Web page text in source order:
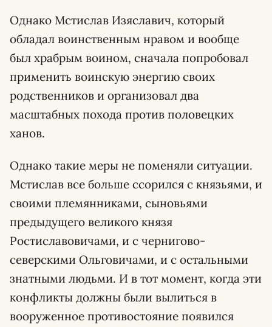
Однако Мстислав Изяславич, который
обладал воинственным нравом и вообще
был храбрым воином, сначала попробовал
применить воинскую энергию своих
родственников и организовал два
масштабных похода против половецких
ханов.
Однако такие меры не поменяли ситуации.
Мстислав все больше ссорился с князьями, и
своими племянниками, сыновьями
предыдущего великого князя
Ростиславовичами, и с чернигово-
северскими Ольговичами, и с остальными
знатными людьми. И в тот момент, когда эти
конфликты должны были вылиться в
вооруженное противостояние появился